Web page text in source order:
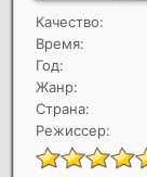
Качество:
Время:
Год:
Жанр:
Страна:
Режиссер: